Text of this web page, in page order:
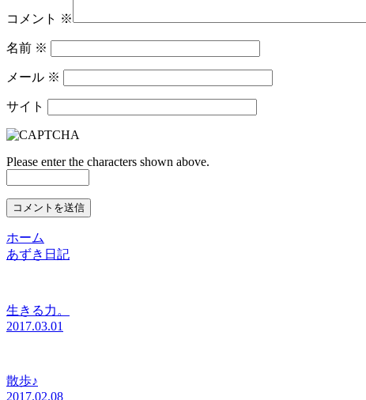
コメント ※
名前 ※
メール ※
サイト
Please enter the characters shown above.
ホーム
あずき日記
生きる力。
2017.03.01
散歩♪
2017.02.08